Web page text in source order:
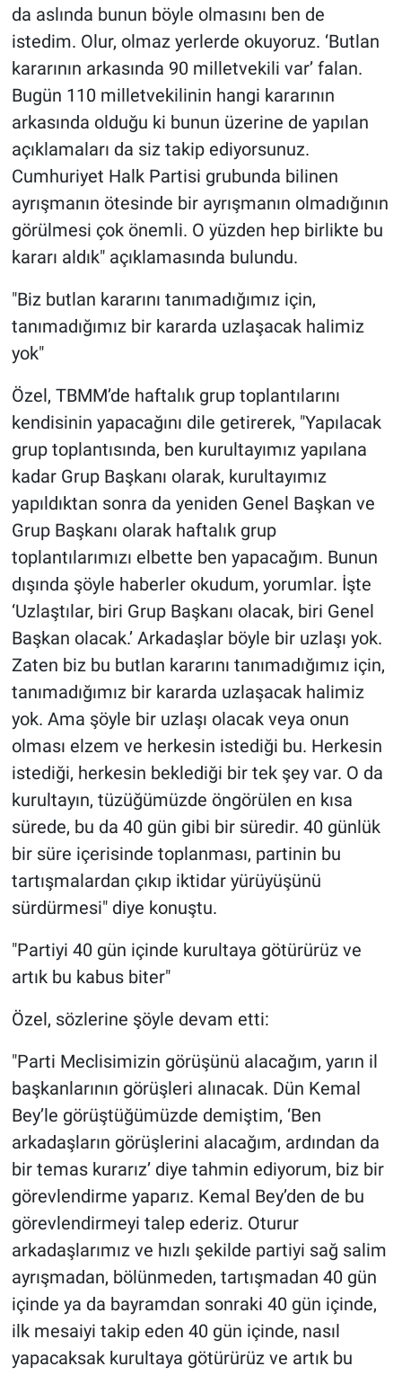
da aslında bunun böyle olmasını ben de
istedim. Olur, olmaz yerlerde okuyoruz. ‘Butlan
kararının arkasında 90 milletvekili var’ falan.
Bugün 110 milletvekilinin hangi kararının
arkasında olduğu ki bunun üzerine de yapılan
açıklamaları da siz takip ediyorsunuz.
Cumhuriyet Halk Partisi grubunda bilinen
ayrışmanın ötesinde bir ayrışmanın olmadığının
görülmesi çok önemli. O yüzden hep birlikte bu
kararı aldık" açıklamasında bulundu.
"Biz butlan kararını tanımadığımız için,
tanımadığımız bir kararda uzlaşacak halimiz
yok"
Özel, TBMM’de haftalık grup toplantılarını
kendisinin yapacağını dile getirerek, "Yapılacak
grup toplantısında, ben kurultayımız yapılana
kadar Grup Başkanı olarak, kurultayımız
yapıldıktan sonra da yeniden Genel Başkan ve
Grup Başkanı olarak haftalık grup
toplantılarımızı elbette ben yapacağım. Bunun
dışında şöyle haberler okudum, yorumlar. İşte
‘Uzlaştılar, biri Grup Başkanı olacak, biri Genel
Başkan olacak.’ Arkadaşlar böyle bir uzlaşı yok.
Zaten biz bu butlan kararını tanımadığımız için,
tanımadığımız bir kararda uzlaşacak halimiz
yok. Ama şöyle bir uzlaşı olacak veya onun
olması elzem ve herkesin istediği bu. Herkesin
istediği, herkesin beklediği bir tek şey var. O da
kurultayın, tüzüğümüzde öngörülen en kısa
sürede, bu da 40 gün gibi bir süredir. 40 günlük
bir süre içerisinde toplanması, partinin bu
tartışmalardan çıkıp iktidar yürüyüşünü
sürdürmesi" diye konuştu.
"Partiyi 40 gün içinde kurultaya götürürüz ve
artık bu kabus biter"
Özel, sözlerine şöyle devam etti:
"Parti Meclisimizin görüşünü alacağım, yarın il
başkanlarının görüşleri alınacak. Dün Kemal
Bey’le görüştüğümüzde demiştim, ‘Ben
arkadaşların görüşlerini alacağım, ardından da
bir temas kurarız’ diye tahmin ediyorum, biz bir
görevlendirme yaparız. Kemal Bey’den de bu
görevlendirmeyi talep ederiz. Oturur
arkadaşlarımız ve hızlı şekilde partiyi sağ salim
ayrışmadan, bölünmeden, tartışmadan 40 gün
içinde ya da bayramdan sonraki 40 gün içinde,
ilk mesaiyi takip eden 40 gün içinde, nasıl
yapacaksak kurultaya götürürüz ve artık bu